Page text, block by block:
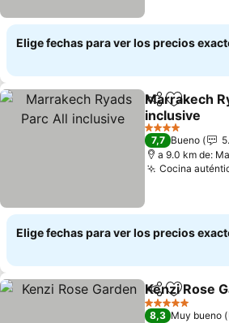
Elige fechas para ver los precios
Compartir
Agregar
Marrakech
inclusive
4 Estrellas
7,7 Bueno
a 9.0 km de:
Cocina
Elige fechas para ver los precios
Compartir
Agregar
Kenzi Rose
5 Estrellas
8,3 Muy bueno